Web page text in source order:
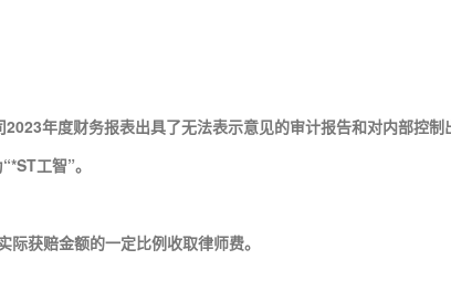
年度财务报表出具了无法表示意见的审计报告和对内部控
工智”。
获赔金额的一定比例收取律师费。